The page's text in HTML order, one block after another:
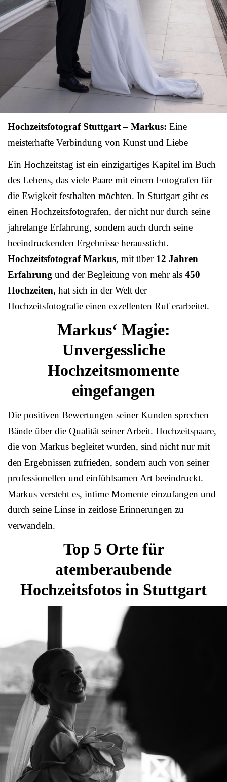
Hochzeitsfotograf Stuttgart – Markus: Eine
meisterhafte Verbindung von Kunst und Liebe
Ein Hochzeitstag ist ein einzigartiges Kapitel im Buch
des Lebens, das viele Paare mit einem Fotografen für
die Ewigkeit festhalten möchten. In Stuttgart gibt es
einen Hochzeitsfotografen, der nicht nur durch seine
jahrelange Erfahrung, sondern auch durch seine
beeindruckenden Ergebnisse heraussticht.
Hochzeitsfotograf Markus, mit über 12 Jahren
Erfahrung und der Begleitung von mehr als 450
Hochzeiten, hat sich in der Welt der
Hochzeitsfotografie einen exzellenten Ruf erarbeitet.
Markus‘ Magie:
Unvergessliche
Hochzeitsmomente
eingefangen
Die positiven Bewertungen seiner Kunden sprechen
Bände über die Qualität seiner Arbeit. Hochzeitspaare,
die von Markus begleitet wurden, sind nicht nur mit
den Ergebnissen zufrieden, sondern auch von seiner
professionellen und einfühlsamen Art beeindruckt.
Markus versteht es, intime Momente einzufangen und
durch seine Linse in zeitlose Erinnerungen zu
verwandeln.
Top 5 Orte für
atemberaubende
Hochzeitsfotos in Stuttgart